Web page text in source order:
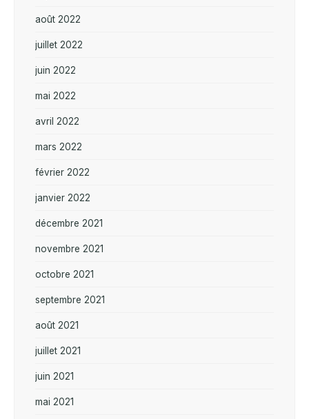
août 2022
juillet 2022
juin 2022
mai 2022
avril 2022
mars 2022
février 2022
janvier 2022
décembre 2021
novembre 2021
octobre 2021
septembre 2021
août 2021
juillet 2021
juin 2021
mai 2021